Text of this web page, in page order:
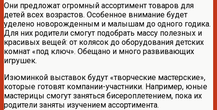
Они предложат огромный ассортимент товаров для
детей всех возрастов. Особенное внимание будет
уделено новорожденным и малышам до одного годика.
Для них родители смогут подобрать массу полезных и
красивых вещей: от колясок до оборудования детских
комнат «под ключ». Обещано и много развивающих
игрушек.
Изюминкой выставок будут «творческие мастерские»,
которые готовят компании-участники. Например, юные
мастерицы смогут заняться бисероплетением, пока их
родители заняты изучением ассортимента.